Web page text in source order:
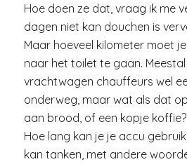
Hoe doen ze dat, vraag ik me
dagen niet kan douchen is
Maar hoeveel kilometer moet
naar het toilet te gaan.
vrachtwagen chauffeurs wel
onderweg, maar wat als dat
aan brood, of een kopje koffie?
Hoe lang kan je je accu
kan tanken, met andere